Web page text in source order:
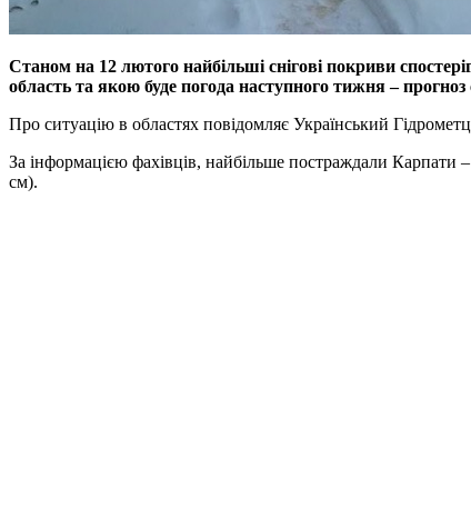
Станом на 12 лютого найбільші снігові покриви
область та якою буде погода наступного тижня – прогноз
Про ситуацію в областях повідомляє Український
За інформацією фахівців, найбільше постраждали Карпати
см).